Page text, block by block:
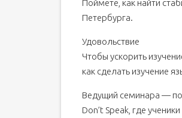
Поймете, как найти
Петербурга.
Удовольствие
Чтобы ускорить
как сделать изучение
Ведущий семинара —
Don’t Speak, где